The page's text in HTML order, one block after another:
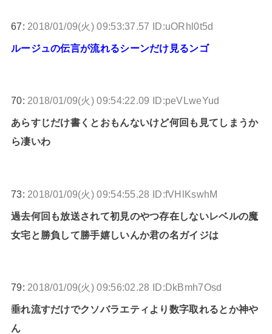
67: 2018/01/09(火) 09:53:37.57 ID:uORhl0t5d
ルージュの伝言が流れるシーンだけ見るンゴ
70: 2018/01/09(火) 09:54:22.09 ID:peVLweYud
あらすじだけ書くとおもんないけど何回も見てしまうか
ら凄いわ
73: 2018/01/09(火) 09:54:55.28 ID:fVHlKswhM
過去何回も放送されて初見のやつ存在しないレベルの魔
女宅と勝負して勝手嬉しいんか君の名ガイジは
79: 2018/01/09(火) 09:56:02.28 ID:DkBmh7Osd
垂れ流すだけでクソバラエティより数字取れるとか神や
ん